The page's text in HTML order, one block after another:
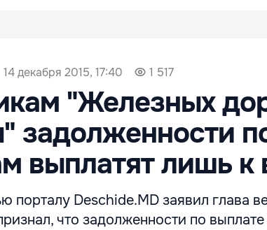
14 декабря 2015, 17:40 1 517
"Железных
задолженности
выплатят лишь к
порталу Deschide.MD заявил глава
что задолженности по